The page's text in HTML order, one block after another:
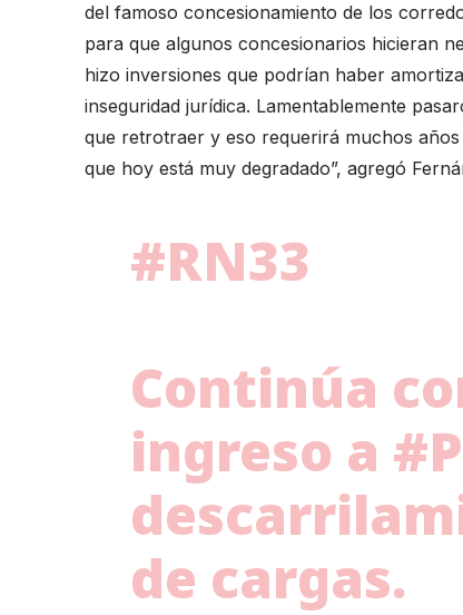
del famoso concesionamiento de los
para que algunos concesionarios hicieran
hizo inversiones que podrían haber
inseguridad jurídica. Lamentablemente
que retrotraer y eso requerirá muchos
que hoy está muy degradado”, agregó
#RN33
Continúa
ingreso a
de cargas.